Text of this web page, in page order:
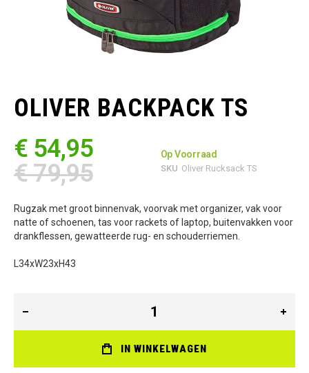
begin
van
afbeeldingen-
gallerij
OLIVER BACKPACK TS
€ 54,95
€ 79,95
Op Voorraad
SKU Oliver Rucksack TS
Rugzak met groot binnenvak, voorvak met organizer, vak voor
natte of schoenen, tas voor rackets of laptop, buitenvakken voor
drankflessen, gewatteerde rug- en schouderriemen.
L34xW23xH43
IN WINKELWAGEN